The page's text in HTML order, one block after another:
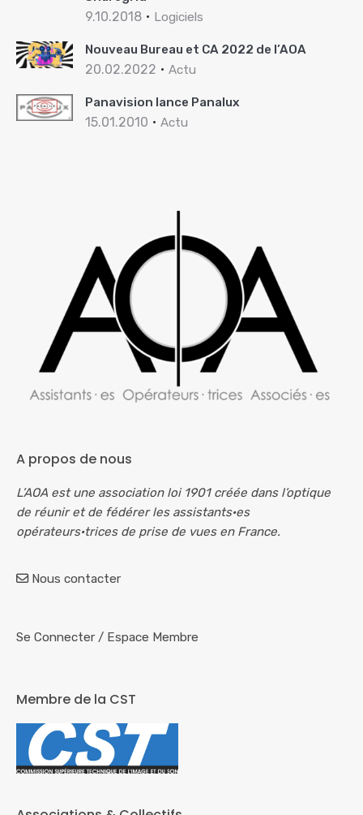
9.10.2018 Logiciels
Nouveau Bureau et CA 2022 de l’AOA
20.02.2022 Actu
Panavision lance Panalux
15.01.2010 Actu
A propos de nous
L’AOA est une association loi 1901 créée dans l’optique
de réunir et de fédérer les assistants·es
opérateurs·trices de prise de vues en France.
Nous contacter
Se Connecter / Espace Membre
Membre de la CST